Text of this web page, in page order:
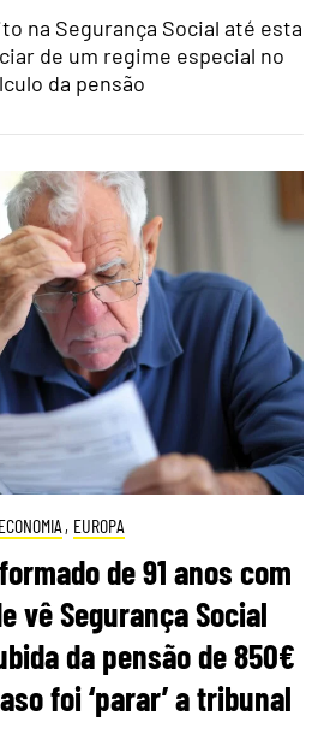
na Segurança Social até esta
de um regime especial no
da pensão
ECONOMIA , EUROPA
de 91 anos com
vê Segurança Social
da pensão de 850€
foi ‘parar’ a tribunal